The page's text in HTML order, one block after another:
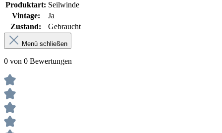
Produktart: Seilwinde
Vintage:
Ja
Zustand:
Gebraucht
Menü schließen
0 von 0 Bewertungen